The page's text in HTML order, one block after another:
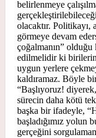
belirlenmeye
olacaktır.
görmeye devam
çoğalmanın”
edilmelidir ki
uygun yerlere
kaldıramaz. Böyle
“Başlıyoruz!
sürecin daha kötü
başka bir ifadeyle,
başladığımız yolun
gerçeğini